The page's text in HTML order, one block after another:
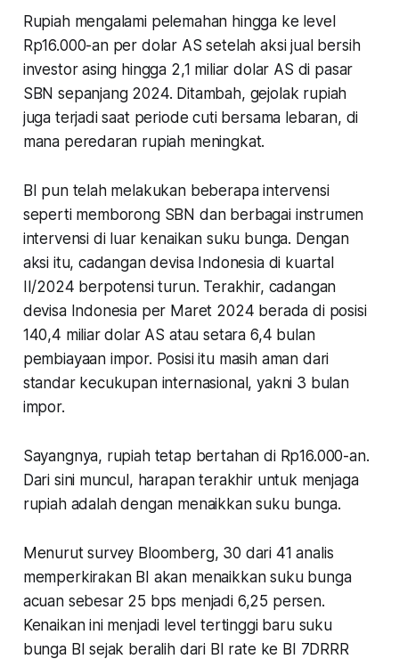
Rupiah mengalami pelemahan hingga ke level
Rp16.000-an per dolar AS setelah aksi jual bersih
investor asing hingga 2,1 miliar dolar AS di pasar
SBN sepanjang 2024. Ditambah, gejolak rupiah
juga terjadi saat periode cuti bersama lebaran, di
mana peredaran rupiah meningkat.
BI pun telah melakukan beberapa intervensi
seperti memborong SBN dan berbagai instrumen
intervensi di luar kenaikan suku bunga. Dengan
aksi itu, cadangan devisa Indonesia di kuartal
II/2024 berpotensi turun. Terakhir, cadangan
devisa Indonesia per Maret 2024 berada di posisi
140,4 miliar dolar AS atau setara 6,4 bulan
pembiayaan impor. Posisi itu masih aman dari
standar kecukupan internasional, yakni 3 bulan
impor.
Sayangnya, rupiah tetap bertahan di Rp16.000-an.
Dari sini muncul, harapan terakhir untuk menjaga
rupiah adalah dengan menaikkan suku bunga.
Menurut survey Bloomberg, 30 dari 41 analis
memperkirakan BI akan menaikkan suku bunga
acuan sebesar 25 bps menjadi 6,25 persen.
Kenaikan ini menjadi level tertinggi baru suku
bunga BI sejak beralih dari BI rate ke BI 7DRRR